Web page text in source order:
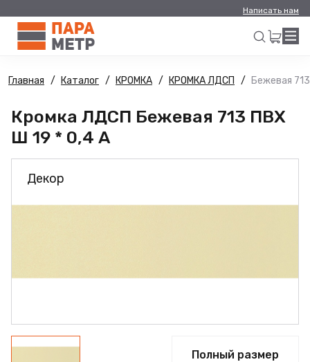
Написать нам
Искать
Главная Каталог КРОМКА КРОМКА ЛДСП Бежевая
Кромка ЛДСП Бежевая 713 ПВХ
Ш 19 * 0,4 А
Декор
Полный размер